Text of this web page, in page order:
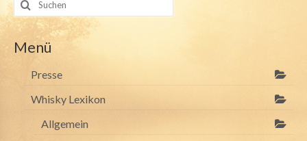
nach:
Menü
Presse
Whisky Lexikon
Allgemein